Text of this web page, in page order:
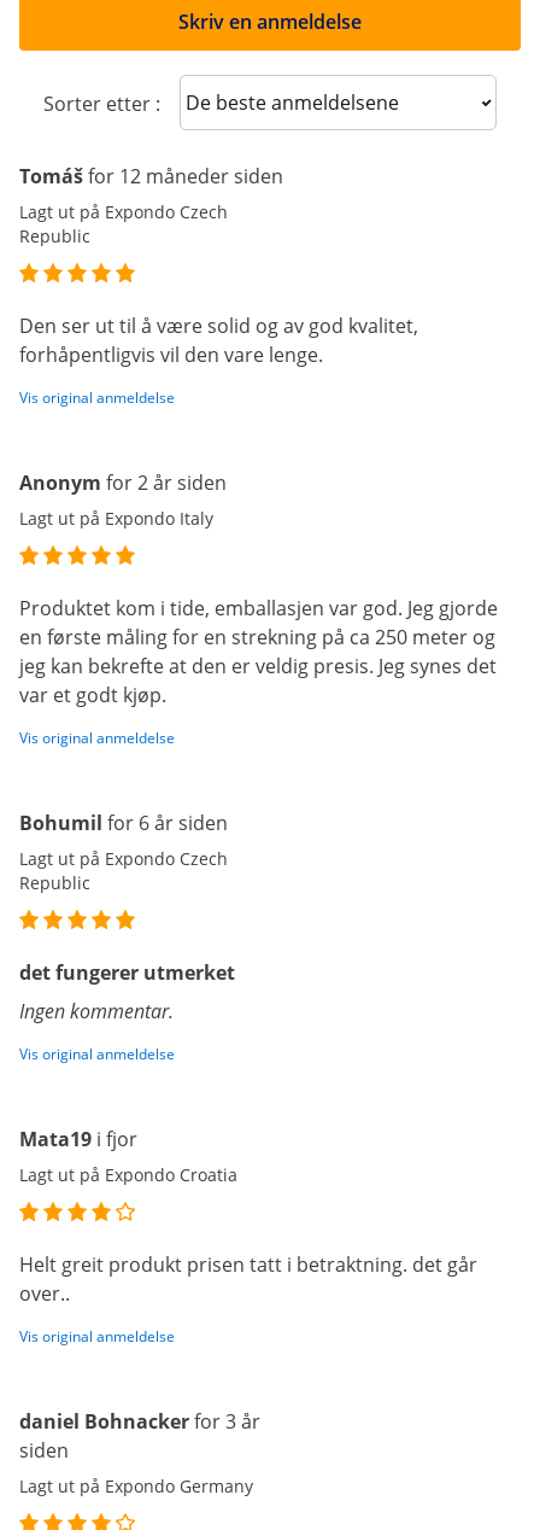
Skriv en anmeldelse
Sorter etter : Sort reviews
Tomášfor 12 måneder siden
Lagt ut på Expondo Czech
Republic
Den ser ut til å være solid og av god kvalitet,
forhåpentligvis vil den vare lenge.
Vis original anmeldelse
Anonym for 2 år siden
Lagt ut på Expondo Italy
Produktet kom i tide, emballasjen var god. Jeg gjorde
en første måling for en strekning på ca 250 meter og
jeg kan bekrefte at den er veldig presis. Jeg synes det
var et godt kjøp.
Vis original anmeldelse
Bohumil for 6 år siden
Lagt ut på Expondo Czech
Republic
det fungerer utmerket
Ingen kommentar.
Vis original anmeldelse
Mata19 i fjor
Lagt ut på Expondo Croatia
Helt greit produkt prisen tatt i betraktning. det går
over..
Vis original anmeldelse
daniel Bohnackerfor 3 år
siden
Lagt ut på Expondo Germany